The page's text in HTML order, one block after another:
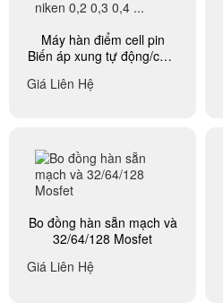
Máy hàn điểm cell pin
Biến áp xung tự động/cầm
0,4 ...
Giá Liên Hệ
Bo đồng hàn sẵn mạch và
32/64/128 Mosfet
Giá Liên Hệ